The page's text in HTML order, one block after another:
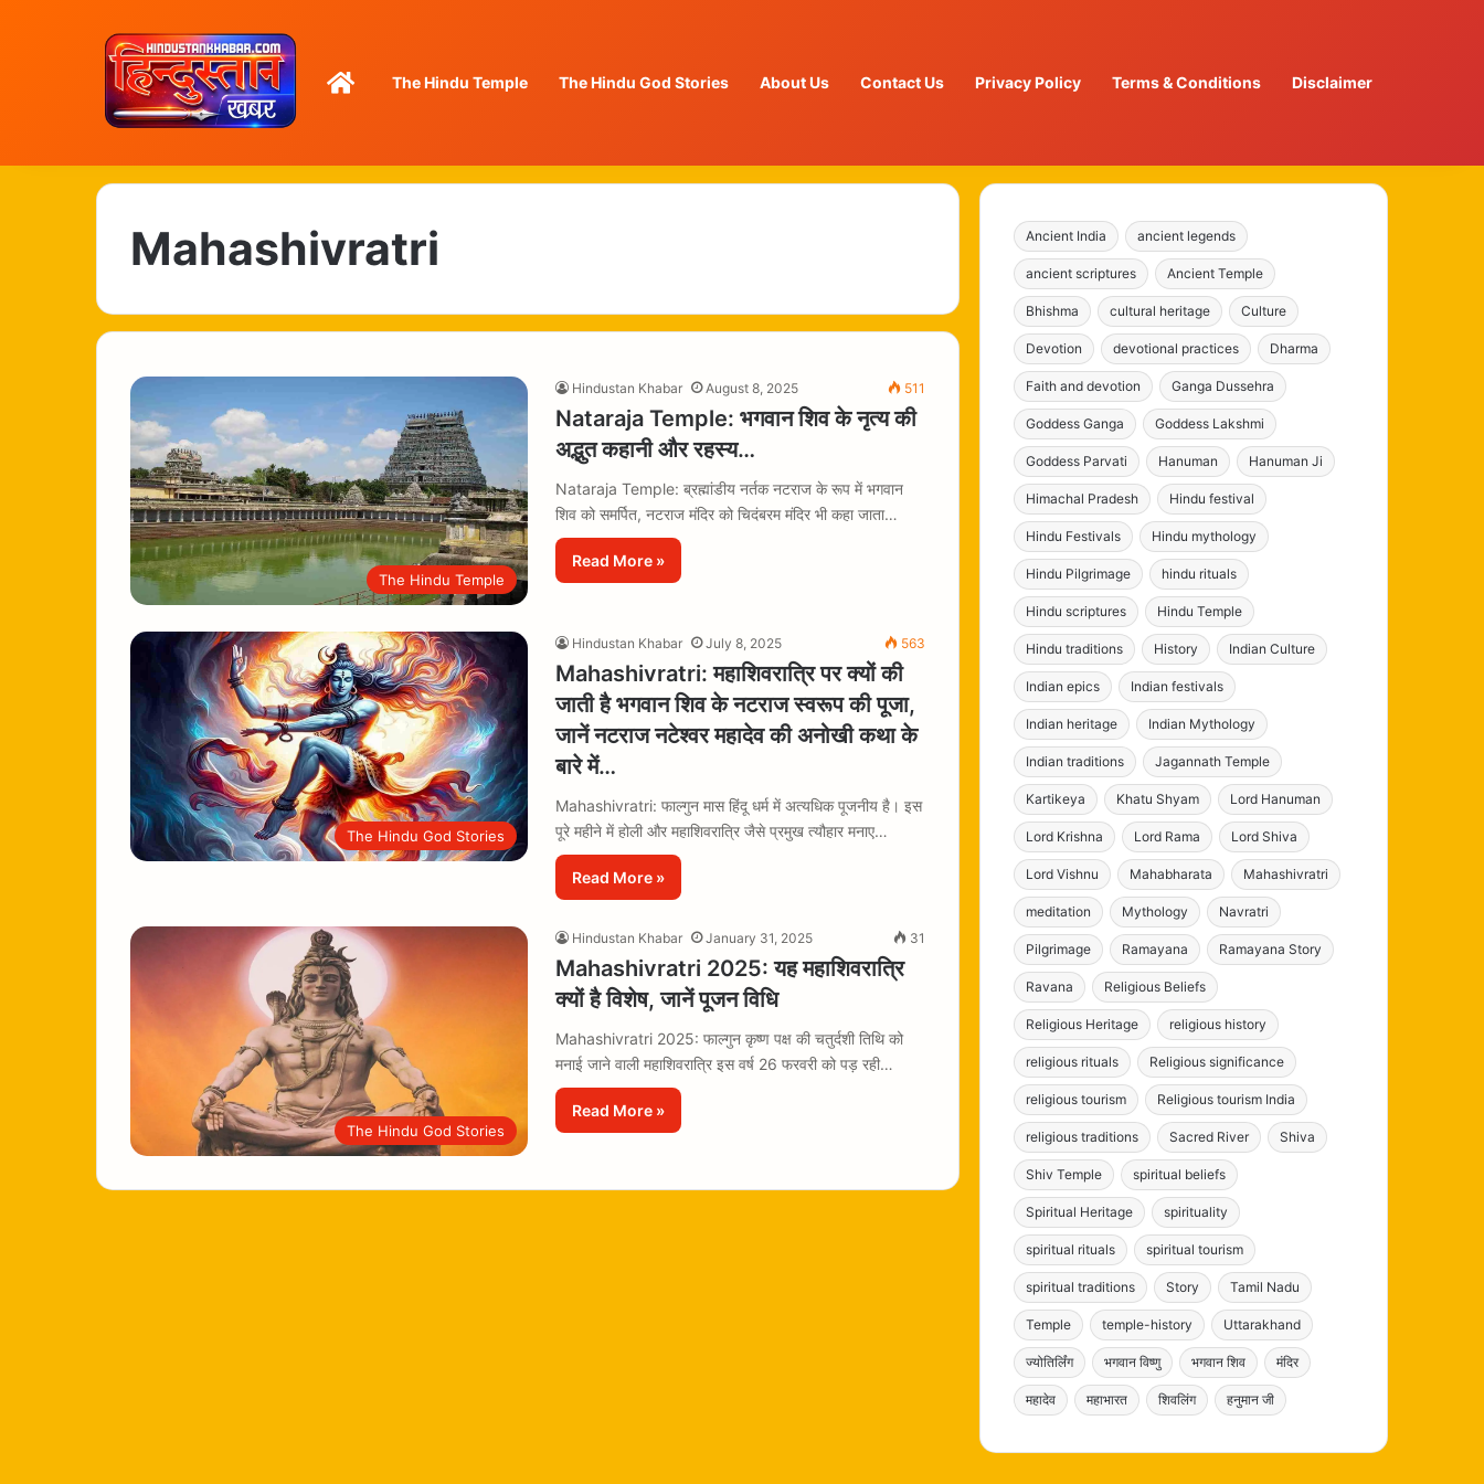
HomeThe Hindu Temple The Hindu God Stories About Us Contact Us Privacy Policy Terms & Conditions Disclaimer
Mahashivratri
The Hindu Temple
Hindustan Khabar August 8, 2025 511
Nataraja Temple: भगवान शिव के नृत्य की
अद्भुत कहानी और रहस्य…
Nataraja Temple: ब्रह्मांडीय नर्तक नटराज के रूप में भगवान
शिव को समर्पित, नटराज मंदिर को चिदंबरम मंदिर भी कहा जाता…
Read More »
The Hindu God Stories
Hindustan Khabar July 8, 2025 563
Mahashivratri: महाशिवरात्रि पर क्यों की
जाती है भगवान शिव के नटराज स्वरूप की पूजा,
जानें नटराज नटेश्वर महादेव की अनोखी कथा के
बारे में…
Mahashivratri: फाल्गुन मास हिंदू धर्म में अत्यधिक पूजनीय है। इस
पूरे महीने में होली और महाशिवरात्रि जैसे प्रमुख त्यौहार मनाए…
Read More »
The Hindu God Stories
Hindustan Khabar January 31, 2025 31
Mahashivratri 2025: यह महाशिवरात्रि
क्यों है विशेष, जानें पूजन विधि
Mahashivratri 2025: फाल्गुन कृष्ण पक्ष की चतुर्दशी तिथि को
मनाई जाने वाली महाशिवरात्रि इस वर्ष 26 फरवरी को पड़ रही…
Read More »
Ancient India ancient legends
ancient scriptures Ancient Temple
Bhishma cultural heritage Culture
Devotion devotional practices Dharma
Faith and devotion Ganga Dussehra
Goddess Ganga Goddess Lakshmi
Goddess Parvati Hanuman Hanuman Ji
Himachal Pradesh Hindu festival
Hindu Festivals Hindu mythology
Hindu Pilgrimage hindu rituals
Hindu scriptures Hindu Temple
Hindu traditions History Indian Culture
Indian epics Indian festivals
Indian heritage Indian Mythology
Indian traditions Jagannath Temple
Kartikeya Khatu Shyam Lord Hanuman
Lord Krishna Lord Rama Lord Shiva
Lord Vishnu Mahabharata Mahashivratri
meditation Mythology Navratri
Pilgrimage Ramayana Ramayana Story
Ravana Religious Beliefs
Religious Heritage religious history
religious rituals Religious significance
religious tourism Religious tourism India
religious traditions Sacred River Shiva
Shiv Temple spiritual beliefs
Spiritual Heritage spirituality
spiritual rituals spiritual tourism
spiritual traditions Story Tamil Nadu
Temple temple-history Uttarakhand
ज्योतिर्लिंग भगवान विष्णु भगवान शिव मंदिर
महादेव महाभारत शिवलिंग हनुमान जी